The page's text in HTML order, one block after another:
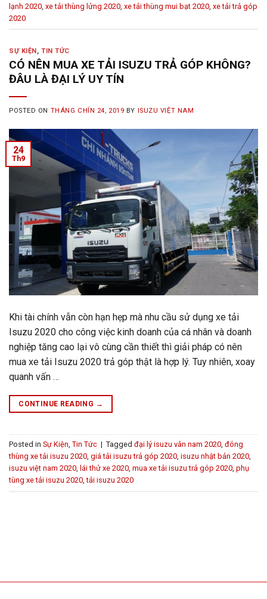
lạnh 2020 xe tải thùng lửng 2020 xe tải thùng mui bạt 2020 xe tải trả góp
2020
SỰ KIỆN ,TIN TỨC
CÓ NÊN MUA XE TẢI ISUZU TRẢ GÓP KHÔNG?
ĐÂU LÀ ĐẠI LÝ UY TÍN
POSTED ON THÁNG CHÍN 24, 2019 BY ISUZU VIỆT NAM
24
Th9
Khi tài chính vẫn còn hạn hẹp mà nhu cầu sử dụng xe tải
Isuzu 2020 cho công việc kinh doanh của cá nhân và doanh
nghiệp tăng cao lại vô cùng cần thiết thì giải pháp có nên
mua xe tải Isuzu 2020 trả góp thật là hợp lý. Tuy nhiên, xoay
quanh vấn …
CONTINUE READING →
Posted in Sự Kiện, Tin Tức | Tagged đại lý isuzu vân nam 2020, đóng
thùng xe tải isuzu 2020, giá tải isuzu trả góp 2020, isuzu nhật bản 2020,
isuzu việt nam 2020, lái thử xe 2020, mua xe tải isuzu trả góp 2020, phụ
tùng xe tải isuzu 2020,tải isuzu 2020